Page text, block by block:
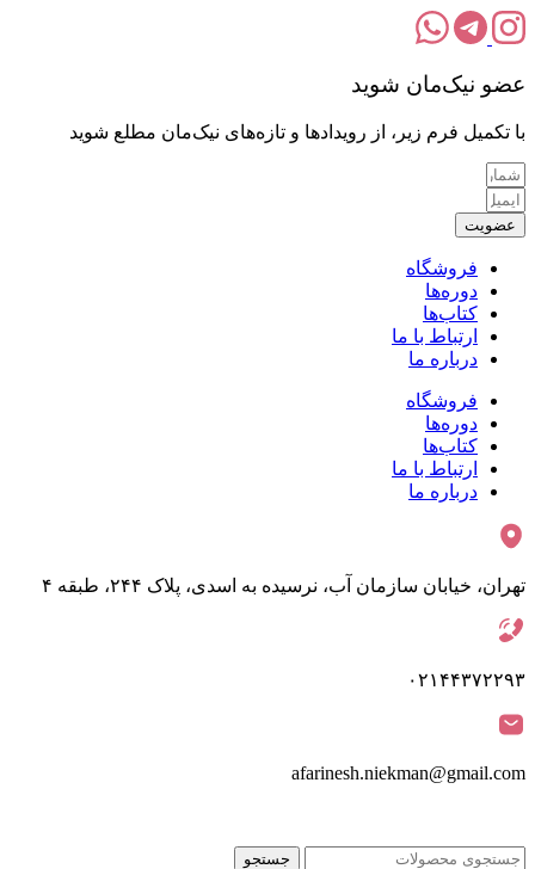
عضو نیک‌مان شوید
با تکمیل فرم زیر، از رویدادها و تازه‌های نیک‌مان مطلع شوید
عضویت
فروشگاه
دوره‌ها
کتاب‌ها
ارتباط با ما
درباره ما
فروشگاه
دوره‌ها
کتاب‌ها
ارتباط با ما
درباره ما
تهران، خیابان سازمان آب، نرسیده به اسدی، پلاک ۲۴۴، طبقه ۴
۰۲۱۴۴۳۷۲۲۹۳
afarinesh.niekman@gmail.com
جستجو